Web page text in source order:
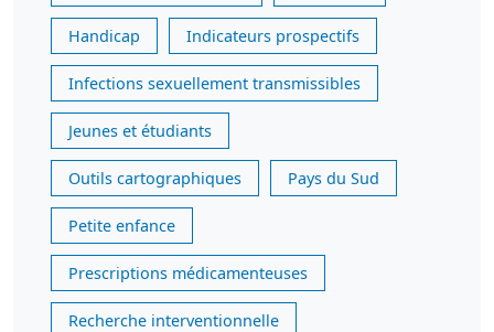
Handicap Indicateurs prospectifs
Infections sexuellement transmissibles
Jeunes et étudiants
Outils cartographiques Pays du Sud
Petite enfance
Prescriptions médicamenteuses
Recherche interventionnelle